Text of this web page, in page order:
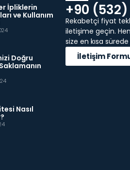
İpliklerin
ve Kullanım
Doğru
Nasıl
+90 (532)
Rekabetçi fiyat
iletişime geçin.
size en kısa
İletişim